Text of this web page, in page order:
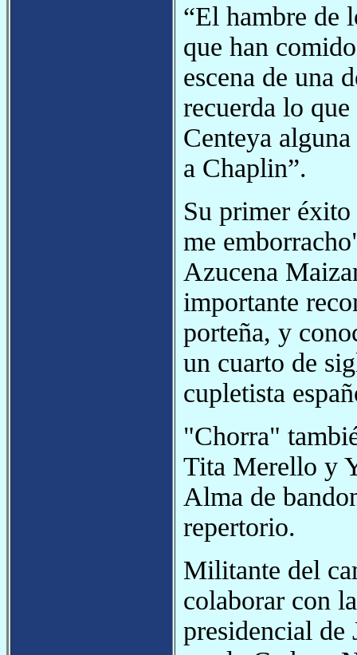
“El hambre de
que han
escena de una
recuerda lo
Centeya
a Chaplin”.
Su primer
me
Azucena
importante
porteña, y
un cuarto de
cupletista
"Chorra"
Tita Merello y
Alma de
repertorio.
Militante del
colaborar con
presidencial de